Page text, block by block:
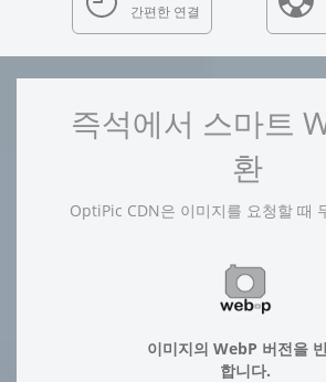
간편한 연결
즉석에서 스마트
환
OptiPic CDN은 이미지를 요청할 때
이미지의 WebP 버전을
합니다.